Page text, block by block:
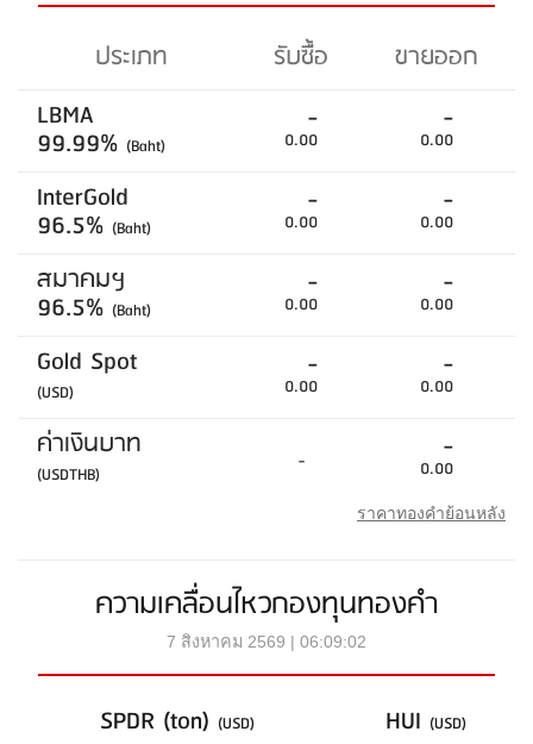
ประเภท รับซื้อ
ขายออก
LBMA
99.99% (Baht)
-
0.00
-
0.00
InterGold
96.5% (Baht)
-
0.00
-
0.00
สมาคมฯ
96.5% (Baht)
-
0.00
-
0.00
Gold Spot
(USD)
-
0.00
-
0.00
ค่าเงินบาท
(USDTHB) - -
0.00
ราคาทองคำย้อนหลัง
ความเคลื่อนไหวกองทุนทองคำ
7 สิงหาคม 2569 | 06:09:02
SPDR (ton) (USD) HUI (USD)